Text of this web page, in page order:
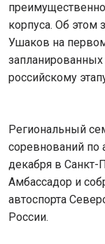
корпуса. Об этом
Ушаков на
российскому
Региональный
соревнований по
декабря в Санкт-
Амбассадор и
автоспорта
России.